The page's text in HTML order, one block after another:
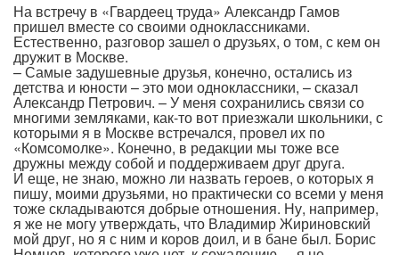
На встречу в «Гвардеец труда» Александр Гамов
пришел вместе со своими одноклассниками.
Естественно, разговор зашел о друзьях, о том, с кем он
дружит в Москве.
– Самые задушевные друзья, конечно, остались из
детства и юности – это мои одноклассники, – сказал
Александр Петрович. – У меня сохранились связи со
многими земляками, как-то вот приезжали школьники, с
которыми я в Москве встречался, провел их по
«Комсомолке». Конечно, в редакции мы тоже все
дружны между собой и поддерживаем друг друга.
И еще, не знаю, можно ли назвать героев, о которых я
пишу, моими друзьями, но практически со всеми у меня
тоже складываются добрые отношения. Ну, например,
я же не могу утверждать, что Владимир Жириновский
мой друг, но я с ним и коров доил, и в бане был. Борис